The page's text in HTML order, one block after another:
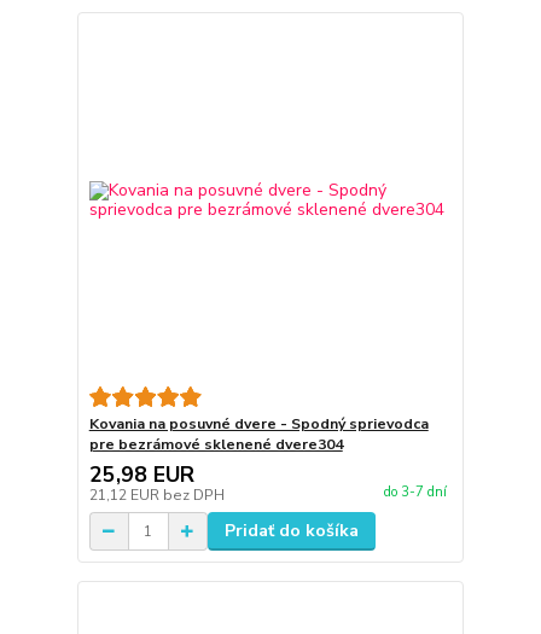
Kovania na posuvné dvere - Spodný sprievodca
pre bezrámové sklenené dvere304
25,98 EUR
21,12 EUR bez DPH do 3-7 dní
Pridať do košíka